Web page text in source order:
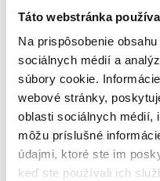
Táto webstránka
Na prispôsobenie
sociálnych médií a
súbory cookie.
webové stránky,
oblasti sociálnych médií,
môžu príslušné
údajmi, ktoré ste im
keď ste používali ich
Zadajte ulicu a číslopre
Tomášov
Zoznam ulíc v meste
Ulica
Bohužiaľ, nedisponujeme
meste
© Copyright 2026
Nastavenia